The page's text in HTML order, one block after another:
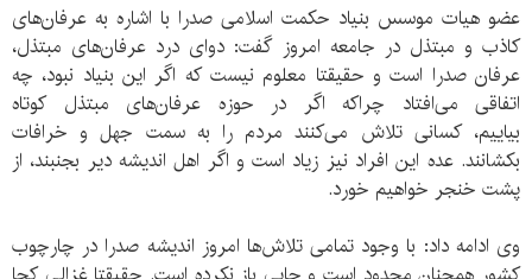
عضو هیات موسس بنیاد حکمت اسلامی صدرا با اشاره به عرفان‌های
کاذب و مبتذل در جامعه امروز گفت: دوای درد عرفان‌‌های مبتذل،
عرفان صدرا است و حقیقتا معلوم نیست که اگر این بنیاد نبود، چه
اتفاقی می‌افتاد چراکه اگر در حوزه عرفان‌های مبتذل کوتاه
بیاییم، کسانی تلاش می‌کنند مردم را به سمت جهل و خرافات
بکشانند. عده این افراد نیز زیاد است و اگر اهل اندیشه دیر بجنبند، از
پشت خنجر خواهیم خورد.
وی ادامه داد: با وجود تمامی تلاش‌ها امروز اندیشه صدرا در چارچوب